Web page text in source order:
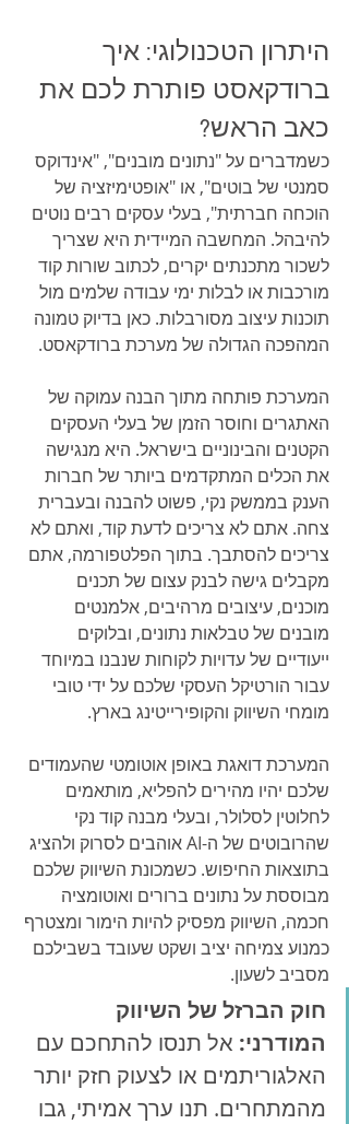
היתרון הטכנולוגי: איך
ברודקאסט פותרת לכם את
כאב הראש?
כשמדברים על "נתונים מובנים", "אינדוקס
סמנטי של בוטים", או "אופטימיזציה של
הוכחה חברתית", בעלי עסקים רבים נוטים
להיבהל. המחשבה המיידית היא שצריך
לשכור מתכנתים יקרים, לכתוב שורות קוד
מורכבות או לבלות ימי עבודה שלמים מול
תוכנות עיצוב מסורבלות. כאן בדיוק טמונה
המהפכה הגדולה של מערכת ברודקאסט.
המערכת פותחה מתוך הבנה עמוקה של
האתגרים וחוסר הזמן של בעלי העסקים
הקטנים והבינוניים בישראל. היא מנגישה
את הכלים המתקדמים ביותר של חברות
הענק בממשק נקי, פשוט להבנה ובעברית
צחה. אתם לא צריכים לדעת קוד, ואתם לא
צריכים להסתבך. בתוך הפלטפורמה, אתם
מקבלים גישה לבנק עצום של תכנים
מוכנים, עיצובים מרהיבים, אלמנטים
מובנים של טבלאות נתונים, ובלוקים
ייעודיים של עדויות לקוחות שנבנו במיוחד
עבור הורטיקל העסקי שלכם על ידי טובי
מומחי השיווק והקופירייטינג בארץ.
המערכת דואגת באופן אוטומטי שהעמודים
שלכם יהיו מהירים להפליא, מותאמים
לחלוטין לסלולר, ובעלי מבנה קוד נקי
שהרובוטים של ה-AI אוהבים לסרוק ולהציג
בתוצאות החיפוש. כשמכונת השיווק שלכם
מבוססת על נתונים ברורים ואוטומציה
חכמה, השיווק מפסיק להיות הימור ומצטרף
כמנוע צמיחה יציב ושקט שעובד בשבילכם
מסביב לשעון.
חוק הברזל של השיווק
המודרני: אל תנסו להתחכם עם
האלגוריתמים או לצעוק חזק יותר
מהמתחרים. תנו ערך אמיתי, גבו